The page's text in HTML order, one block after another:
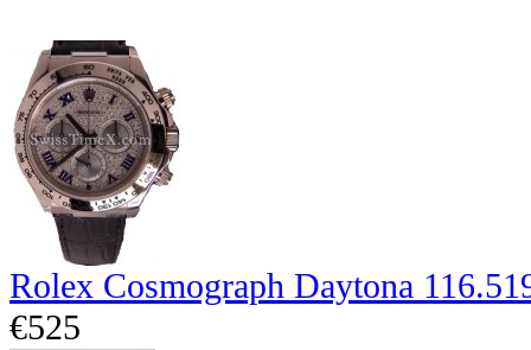
Rolex Cosmograph Daytona
€525